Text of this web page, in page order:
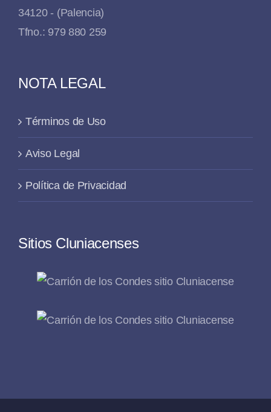
34120 - (Palencia)
Tfno.: 979 880 259
NOTA LEGAL
Términos de Uso
Aviso Legal
Política de Privacidad
Sitios Cluniacenses